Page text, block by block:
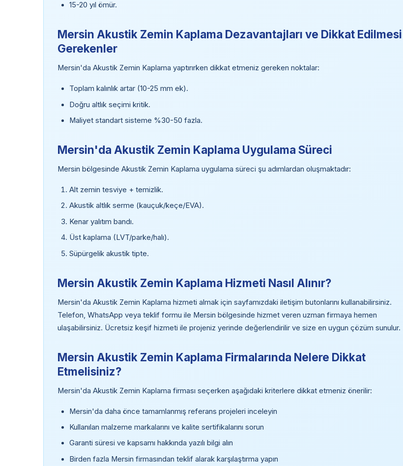
15-20 yıl ömür.
Mersin Akustik Zemin Kaplama Dezavantajları ve Dikkat Edilmesi
Gerekenler
Mersin'da Akustik Zemin Kaplama yaptırırken dikkat etmeniz gereken noktalar:
Toplam kalınlık artar (10-25 mm ek).
Doğru altlık seçimi kritik.
Maliyet standart sisteme %30-50 fazla.
Mersin'da Akustik Zemin Kaplama Uygulama Süreci
Mersin bölgesinde Akustik Zemin Kaplama uygulama süreci şu adımlardan oluşmaktadır:
Alt zemin tesviye + temizlik.
Akustik altlık serme (kauçuk/keçe/EVA).
Kenar yalıtım bandı.
Üst kaplama (LVT/parke/halı).
Süpürgelik akustik tipte.
Mersin Akustik Zemin Kaplama Hizmeti Nasıl Alınır?
Mersin'da Akustik Zemin Kaplama hizmeti almak için sayfamızdaki iletişim butonlarını kullanabilirsiniz.
Telefon, WhatsApp veya teklif formu ile Mersin bölgesinde hizmet veren uzman firmaya hemen
ulaşabilirsiniz. Ücretsiz keşif hizmeti ile projeniz yerinde değerlendirilir ve size en uygun çözüm sunulur.
Mersin Akustik Zemin Kaplama Firmalarında Nelere Dikkat
Etmelisiniz?
Mersin'da Akustik Zemin Kaplama firması seçerken aşağıdaki kriterlere dikkat etmeniz önerilir:
Mersin'da daha önce tamamlanmış referans projeleri inceleyin
Kullanılan malzeme markalarını ve kalite sertifikalarını sorun
Garanti süresi ve kapsamı hakkında yazılı bilgi alın
Birden fazla Mersin firmasından teklif alarak karşılaştırma yapın